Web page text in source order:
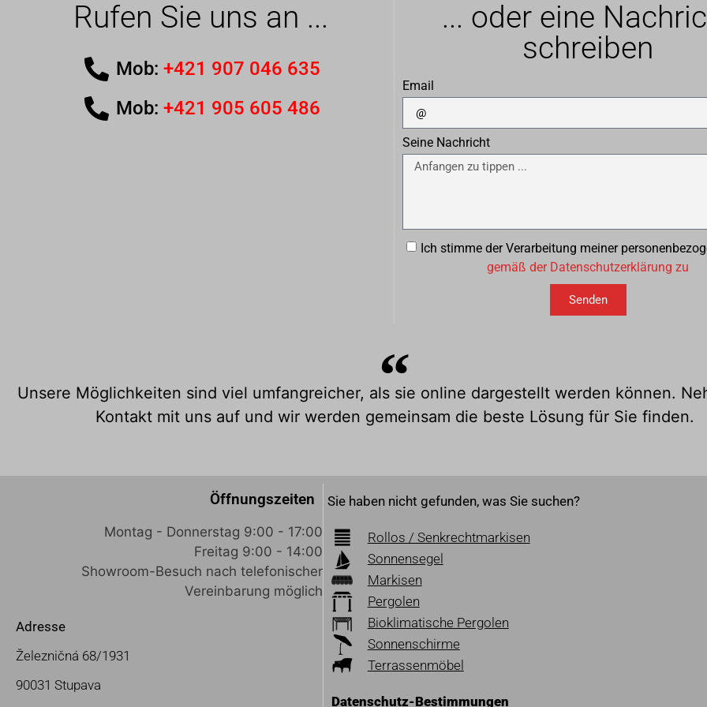
Rufen Sie uns an ...
Mob: +421 907 046 635
Mob: +421 905 605 486
... oder eine
schreiben
Email
Seine Nachricht
Ich stimme der Verarbeitung meiner
gemäß der Datenschutzerklärung zu
Senden
Unsere Möglichkeiten sind viel umfangreicher, als sie online dargestellt werden können.
Kontakt mit uns auf und wir werden gemeinsam die beste Lösung für Sie finden.
Öffnungszeiten
Montag - Donnerstag 9:00 - 17:00
Freitag 9:00 - 14:00
Showroom-Besuch nach telefonischer
Vereinbarung möglich
Adresse
Železničná 68/1931
90031 Stupava
Sie haben nicht gefunden, was Sie suchen?
Rollos / Senkrechtmarkisen
Sonnensegel
Markisen
Pergolen
Bioklimatische Pergolen
Sonnenschirme
Terrassenmöbel
Datenschutz-Bestimmungen